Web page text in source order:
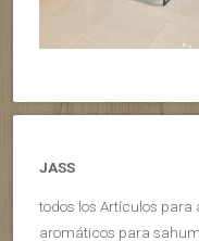
JASS
todos los Artículos para
aromáticos para